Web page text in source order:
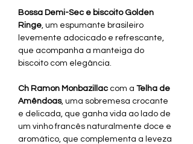
Bossa Demi-Sec e biscoito Golden
Ringe, um espumante brasileiro
levemente adocicado e refrescante,
que acompanha a manteiga do
biscoito com elegância.
Ch Ramon Monbazillac com a Telha de
Amêndoas, uma sobremesa crocante
e delicada, que ganha vida ao lado de
um vinho francês naturalmente doce e
aromático, que complementa a leveza